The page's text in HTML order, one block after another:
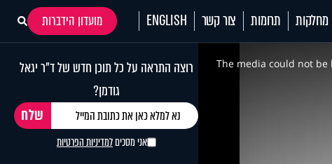
מחלקות תרומות צור קשר ENGLISH
מועדון הידברות
This
modalThe media could not
רוצה התראה על כל תוכן חדש של ד"ר יגאל
גודמן?
אני מסכיםלמדיניות הפרטיות